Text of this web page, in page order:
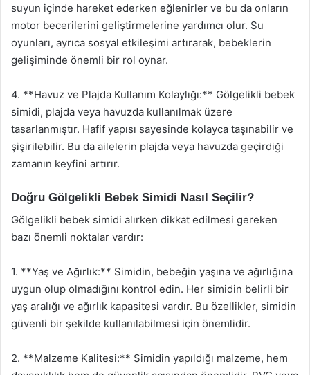
suyun içinde hareket ederken eğlenirler ve bu da onların
motor becerilerini geliştirmelerine yardımcı olur. Su
oyunları, ayrıca sosyal etkileşimi artırarak, bebeklerin
gelişiminde önemli bir rol oynar.
4. **Havuz ve Plajda Kullanım Kolaylığı:** Gölgelikli bebek
simidi, plajda veya havuzda kullanılmak üzere
tasarlanmıştır. Hafif yapısı sayesinde kolayca taşınabilir ve
şişirilebilir. Bu da ailelerin plajda veya havuzda geçirdiği
zamanın keyfini artırır.
Doğru Gölgelikli Bebek Simidi Nasıl Seçilir?
Gölgelikli bebek simidi alırken dikkat edilmesi gereken
bazı önemli noktalar vardır:
1. **Yaş ve Ağırlık:** Simidin, bebeğin yaşına ve ağırlığına
uygun olup olmadığını kontrol edin. Her simidin belirli bir
yaş aralığı ve ağırlık kapasitesi vardır. Bu özellikler, simidin
güvenli bir şekilde kullanılabilmesi için önemlidir.
2. **Malzeme Kalitesi:** Simidin yapıldığı malzeme, hem